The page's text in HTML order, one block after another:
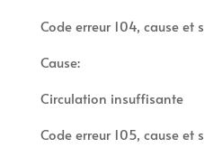
Code erreur 104, cause et
Cause:
Circulation insuffisante
Code erreur 105, cause et